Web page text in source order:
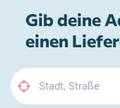
Gib deine
einen